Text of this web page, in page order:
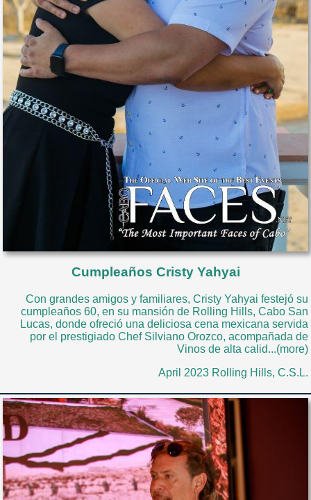
Cumpleaños Cristy Yahyai
Con grandes amigos y familiares, Cristy Yahyai festejó su
cumpleaños 60, en su mansión de Rolling Hills, Cabo San
Lucas, donde ofreció una deliciosa cena mexicana servida
por el prestigiado Chef Silviano Orozco, acompañada de
Vinos de alta calid...(more)
April 2023 Rolling Hills, C.S.L.